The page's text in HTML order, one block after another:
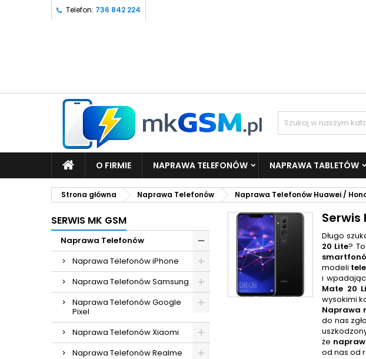
Telefon: 736 842 224
O FIRMIE NAPRAWA TELEFONÓW NAPRAWA TABLETÓW
Strona główna Naprawa Telefonów Naprawa Telefonów Huawei /
SERWIS MK GSM
Naprawa Telefonów
Naprawa Telefonów iPhone
Naprawa Telefonów Samsung
Naprawa Telefonów Google
Pixel
Naprawa Telefonów Xiaomi
Naprawa Telefonów Realme
Serwis
Długo
20 Lite?
modeli
i
Mate 20
wysokimi
Naprawa
do nas
że
od nas od